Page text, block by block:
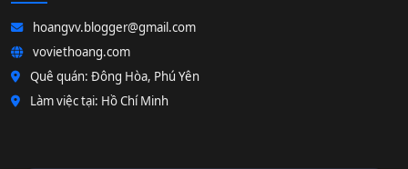
hoangvv.blogger@gmail.com
voviethoang.com
Quê quán: Đông Hòa, Phú Yên
Làm việc tại: Hồ Chí Minh